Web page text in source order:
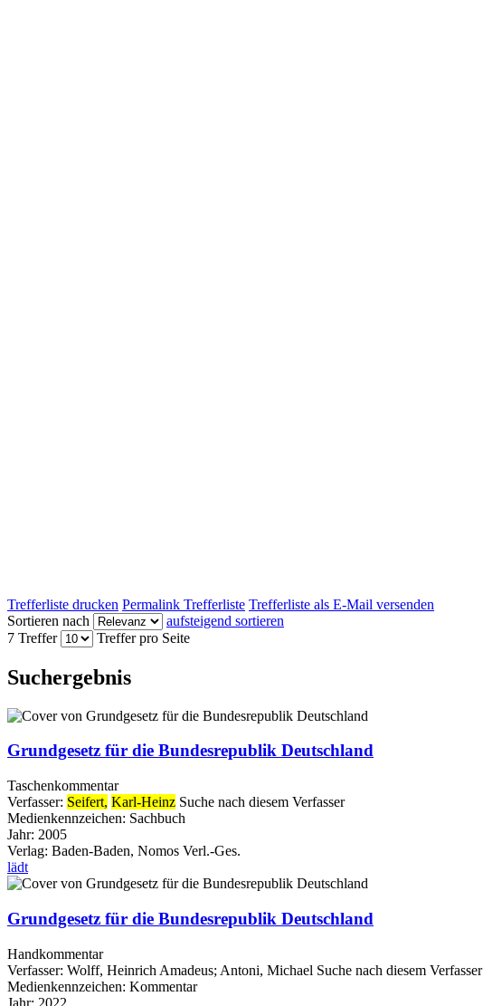
Trefferliste drucken Permalink Trefferliste Trefferliste als E-Mail versenden
Sortieren nach
aufsteigend sortieren
7 Treffer
Treffer pro Seite
Suchergebnis
Grundgesetz für die Bundesrepublik Deutschland
Taschenkommentar
Verfasser: Seifert, Karl-Heinz Suche nach diesem Verfasser
Medienkennzeichen: Sachbuch
Jahr: 2005
Verlag: Baden-Baden, Nomos Verl.-Ges.
lädt
Grundgesetz für die Bundesrepublik Deutschland
Handkommentar
Verfasser: Wolff, Heinrich Amadeus; Antoni, Michael Suche nach diesem Verfasser
Medienkennzeichen: Kommentar
Jahr: 2022